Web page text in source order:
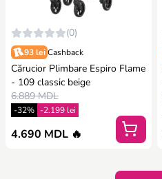
(0)
93 lei Cashback
Cărucior Plimbare Espiro Flame
- 109 classic beige
6.889 MDL
-32% -2.199 lei
4.690 MDL 🔥